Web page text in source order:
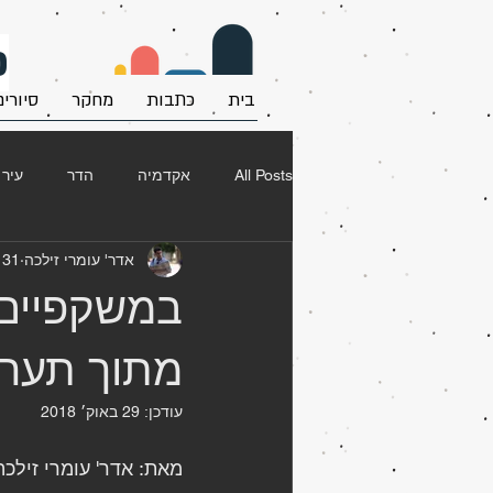
מחקר כתבות בית
All Posts אקדמיה הדר
מקומות בילוי עיצוב פנים
מתוך
אדר' עומרי זילכה 31 ביולי 2017
עודכן: 29 באוק׳ 2018
מאת: אדר' עומרי